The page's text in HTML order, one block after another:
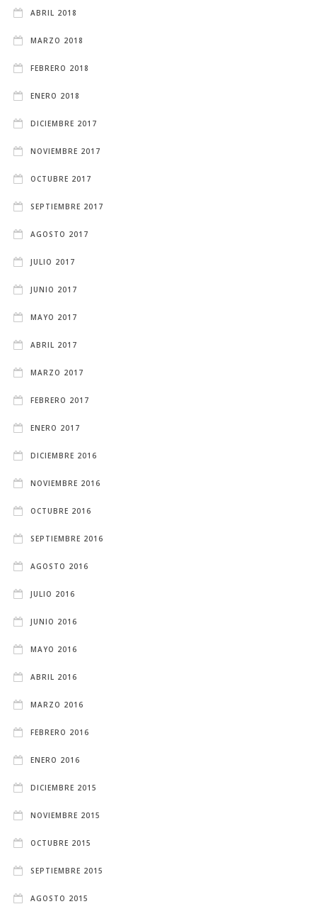
ABRIL 2018
MARZO 2018
FEBRERO 2018
ENERO 2018
DICIEMBRE 2017
NOVIEMBRE 2017
OCTUBRE 2017
SEPTIEMBRE 2017
AGOSTO 2017
JULIO 2017
JUNIO 2017
MAYO 2017
ABRIL 2017
MARZO 2017
FEBRERO 2017
ENERO 2017
DICIEMBRE 2016
NOVIEMBRE 2016
OCTUBRE 2016
SEPTIEMBRE 2016
AGOSTO 2016
JULIO 2016
JUNIO 2016
MAYO 2016
ABRIL 2016
MARZO 2016
FEBRERO 2016
ENERO 2016
DICIEMBRE 2015
NOVIEMBRE 2015
OCTUBRE 2015
SEPTIEMBRE 2015
AGOSTO 2015